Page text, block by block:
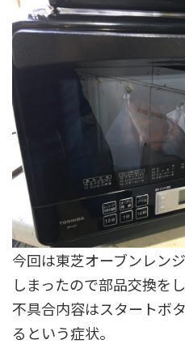
今回は東芝オーブンレン
しまったので部品交換をし
不具合内容はスタートボ
るという症状。